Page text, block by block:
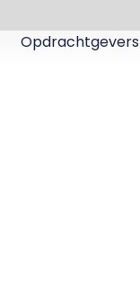
Opdrachtgevers